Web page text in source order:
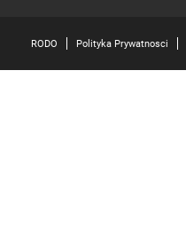
RODO Polityka Prywatnosci